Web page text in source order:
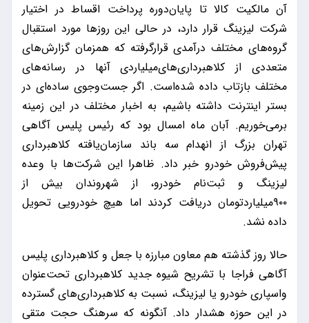
آن مالکیت کالا تا پایان‌دوره پرداخت اقساط در اختیار
شرکت لیزینگ قرار دارد، در حالی این روزها مورد استقبال
گروه‌های مختلف درآمدی قرارگرفته که همزمان گزارش‌های
متعددی از کلاهبرداری‌های‌میلیاردی آنها در رسانه‌های
مختلف بازتاب داده شده‌است. اگر جست‌وجوی ساده‌ای در
بستر اینترنت داشته باشیم، به اخبار مختلف در این زمینه
برمی‌خوریم. آبان ماه امسال بود که رئیس پلیس آگاهی
تهران بزرگ از انهدام سه باند سازمان‌یافته کلاهبرداری
پیش‌فروش خودرو خبر داد. ظاهرا این شرکت‌ها با وعده
لیزینگ و ثبت‌نام خودرو، از شهروندان بیش از
۹۰۰‌میلیارد‌تومان دریافت کردند اما هیچ خودرویی تحویل
داده نشد.
حالا روز گذشته هم معاون مبارزه با جعل و کلاهبرداری پلیس
آگاهی فراجا با تشریح شیوه جدید کلاهبرداری تحت‌عنوان
واسپاری خودرو یا لیزینگ، نسبت به کلاهبرداری‌های گسترده
در این حوزه هشدار داد. آنگونه که سرهنگ حجت متقی